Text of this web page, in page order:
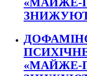
«МАЙЖЕ-